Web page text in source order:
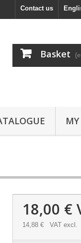
Contact us
Basket
18,00 €
14,88 € VAT excl.